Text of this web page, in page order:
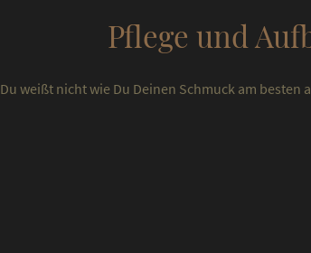
Pflege und
Du weißt nicht wie Du Deinen Schmuck am